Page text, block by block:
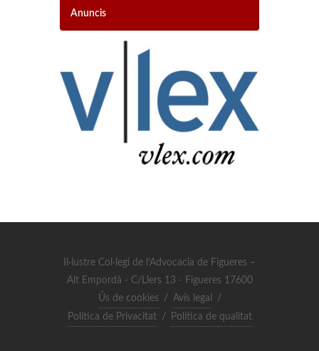
Anuncis
Il·lustre Col·legi de l’Advocacia de Figueres –
Alt Empordà - C/Llers 13 - Figueres 17600
Ús de cookies
/ Avís legal
/
Política de Privacitat
/ Política de qualitat